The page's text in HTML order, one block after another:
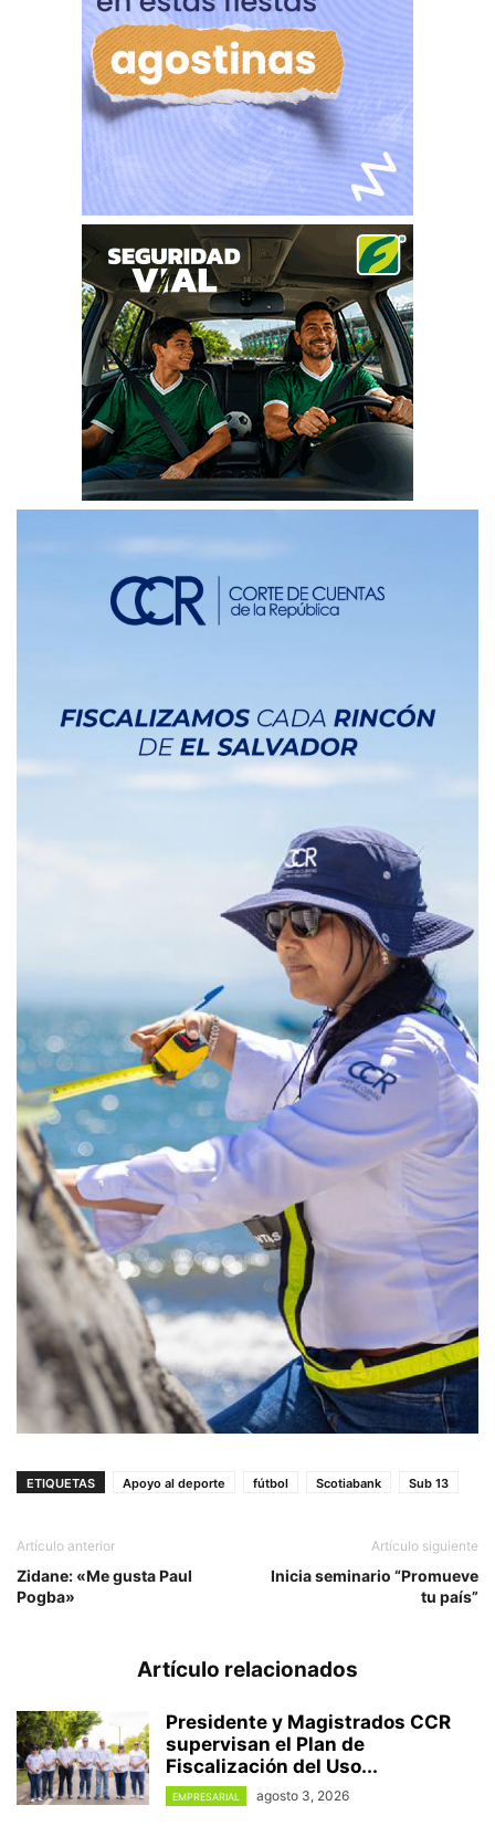
ETIQUETAS Apoyo al deporte fútbol Scotiabank Sub 13
Artículo anterior
Zidane: «Me gusta Paul
Pogba»
Artículo siguiente
Inicia seminario “Promueve
tu país”
Artículo relacionados
Presidente y Magistrados CCR
supervisan el Plan de
Fiscalización del Uso...
EMPRESARIAL agosto 3, 2026